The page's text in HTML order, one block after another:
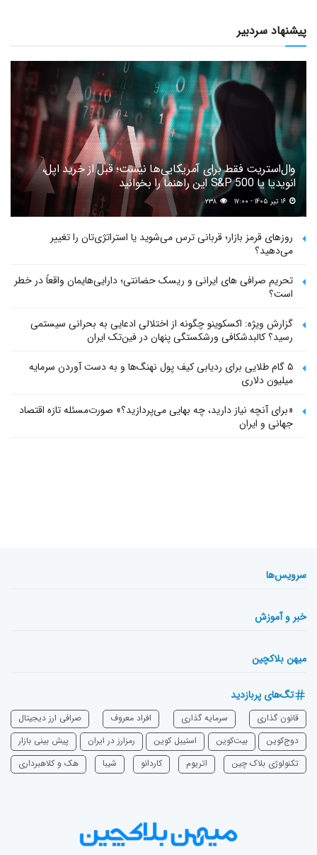
پیشنهاد سردبیر
وال‌استریت فقط برای آمریکایی‌ها نیست؛ قبل از خرید اپل،
انویدیا یا S&P 500 این راهنما را بخوانید
۲۳۸
روزهای قرمز بازار؛ قربانی ترس می‌شوید یا استراتژی‌تان را تغییر
می‌دهید؟
تحریم صرافی های ایرانی و ریسک حضانتی؛ دارایی‌هایمان واقعاً در خطر
است؟
گزارش ویژه: اکسکوینو چگونه از اختلالی ادعایی به بحرانی سیستمی
رسید؟ کالبدشکافی ورشکستگی پنهان در فین‌تک ایران
۵ گام طلایی برای ردیابی کیف پول‌ نهنگ‌ها و به دست آوردن سرمایه
میلیون دلاری
«برای آنچه نیاز دارید، چه بهایی می‌پردازید؟» صورت‌مسئله تازه اقتصاد
جهانی و ایران
سرویس‌ها
خبر و آموزش
میهن بلاکچین
تگ‌های پربازدید
قانون گذاری سرمایه‌ گذاری افراد معروف
صرافی ارز دیجیتال
دوج‌کوین
بیت‌کوین استیبل کوین رمزارز در ایران
پیش بینی بازار
تکنولوژی بلاک چین
اتریوم ‌کاردانو شیبا هک و کلاهبرداری